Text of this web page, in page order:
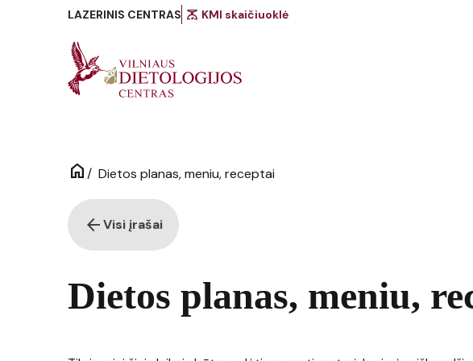
LAZERINIS CENTRAS scale KMI skaičiuoklė
home/ Dietos planas, meniu, receptai
arrow_backVisi įrašai
Dietos planas, meniu,